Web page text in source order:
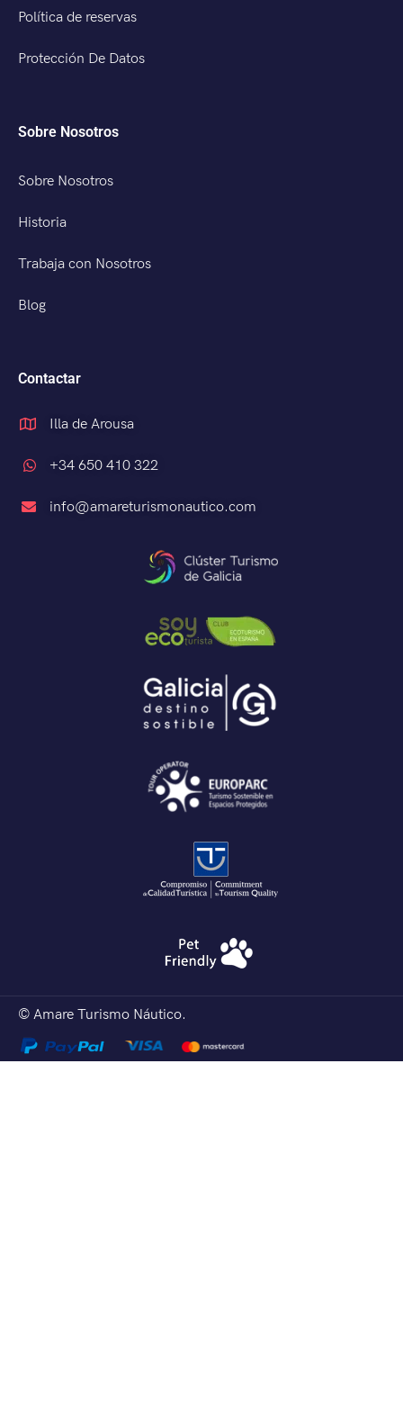
Política de reservas
Protección De Datos
Sobre Nosotros
Sobre Nosotros
Historia
Trabaja con Nosotros
Blog
Contactar
Illa de Arousa
+34 650 410 322
info@amareturismonautico.com
© Amare Turismo Náutico.